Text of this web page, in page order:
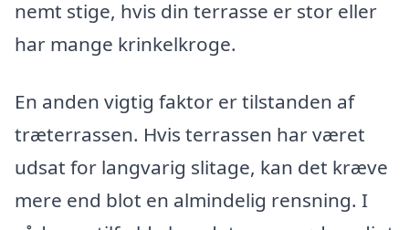
nemt stige, hvis din terrasse er stor eller
har mange krinkelkroge.
En anden vigtig faktor er tilstanden af
træterrassen. Hvis terrassen har været
udsat for langvarig slitage, kan det kræve
mere end blot en almindelig rensning. I